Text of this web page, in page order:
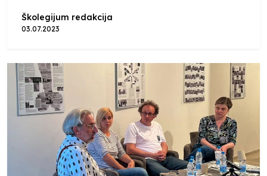
Školegijum redakcija
03.07.2023